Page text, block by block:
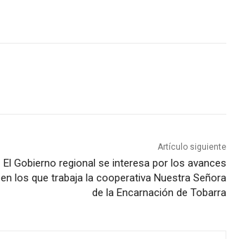
Artículo siguiente
El Gobierno regional se interesa por los avances
en los que trabaja la cooperativa Nuestra Señora
de la Encarnación de Tobarra